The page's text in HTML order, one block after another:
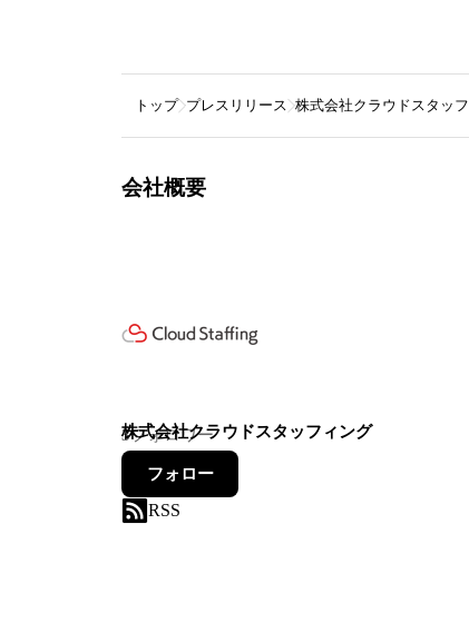
トップ プレスリリース 株式会社クラウドスタッ
会社概要
株式会社クラウドスタッフィング
3フォロワー
フォロー
RSS